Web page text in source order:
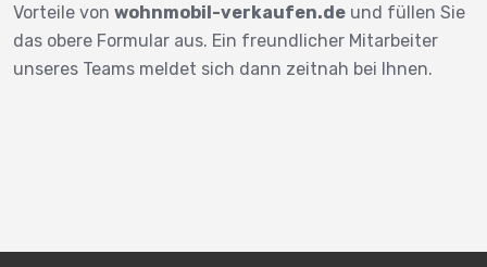
Vorteile von wohnmobil-verkaufen.de und füllen Sie
das obere Formular aus. Ein freundlicher Mitarbeiter
unseres Teams meldet sich dann zeitnah bei Ihnen.